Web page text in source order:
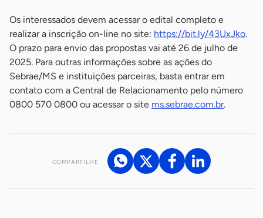
Os interessados devem acessar o edital completo e
realizar a inscrição on-line no site: https://bit.ly/43UxJko.
O prazo para envio das propostas vai até 26 de julho de
2025. Para outras informações sobre as ações do
Sebrae/MS e instituições parceiras, basta entrar em
contato com a Central de Relacionamento pelo número
0800 570 0800 ou acessar o site ms.sebrae.com.br.
COMPARTILHE